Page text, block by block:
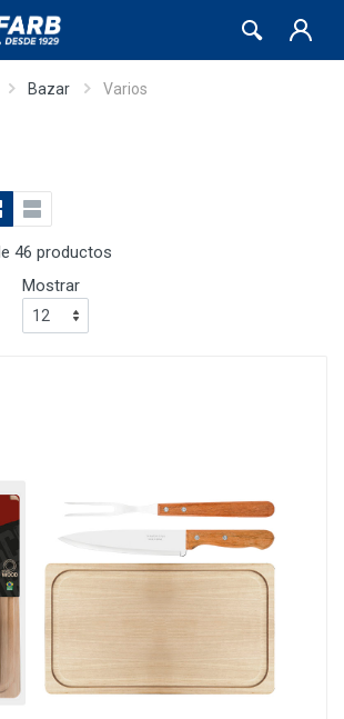
Bazar Varios
46 productos
Mostrar